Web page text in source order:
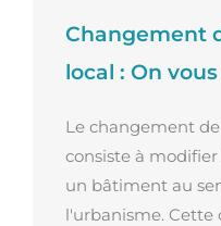
Changement
local : On
Le changement
consiste à
un bâtiment au
l'urbanisme. Cette